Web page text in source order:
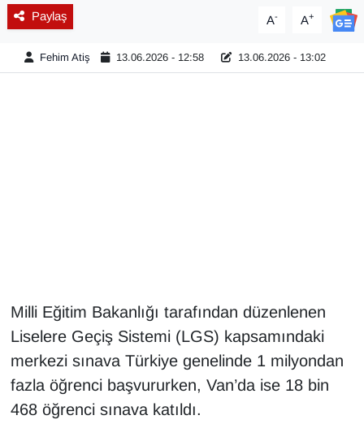
Paylaş A- A+
Fehim Atiş 13.06.2026 - 12:58 13.06.2026 - 13:02
Milli Eğitim Bakanlığı tarafından düzenlenen
Liselere Geçiş Sistemi (LGS) kapsamındaki
merkezi sınava Türkiye genelinde 1 milyondan
fazla öğrenci başvururken, Van’da ise 18 bin
468 öğrenci sınava katıldı.
Emlak
En çok konuşulanlar
İngilizce
Kadın
Kamu Alımları